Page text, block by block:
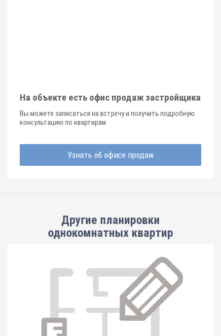
На объекте есть офис продаж застройщика
Вы можете записаться на встречу и получить подробную
консультацию по квартирам
Узнать об офисе продаж
Другие планировки
однокомнатных квартир